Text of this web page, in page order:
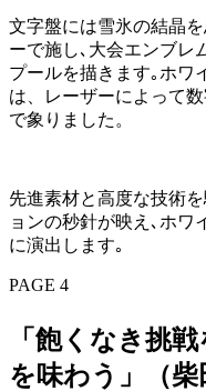
文字盤には雪氷の結晶
ーで施し､大会エンブレ
プールを描きます｡ホワ
は、レーザーによって
で象りました。
先進素材と高度な技術
ョンの秒針が映え､ホワ
に演出します｡
PAGE 4
「飽くなき挑
を味わう」（柴